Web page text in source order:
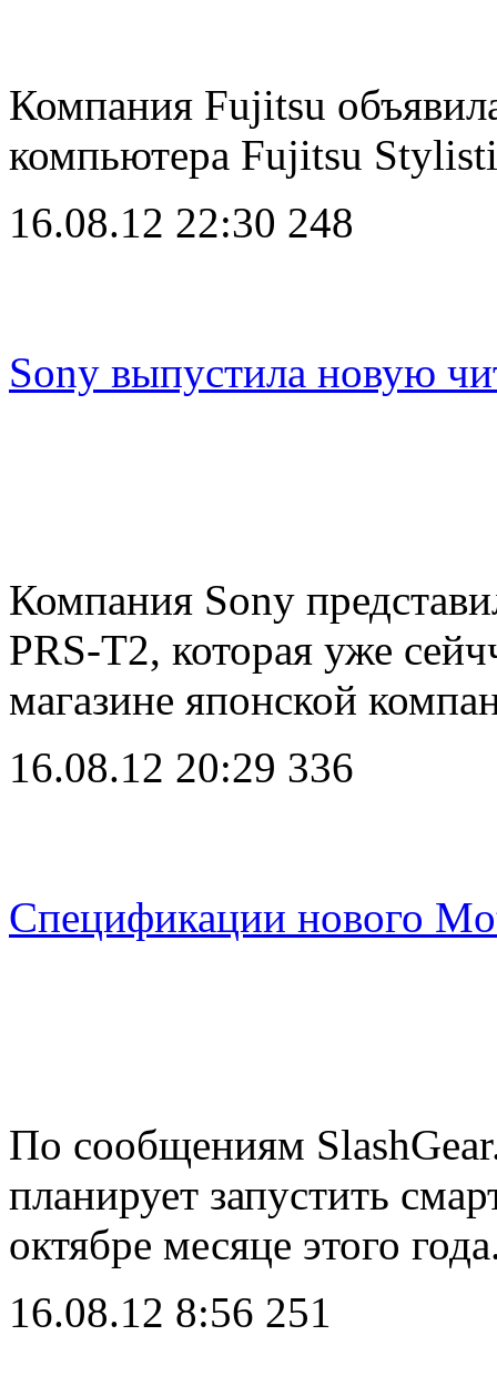
Компания Fujitsu
компьютера Fujitsu
16.08.12 22:30 248
Sony выпустила новую
Компания Sony
PRS-T2, которая уже
магазине японской
16.08.12 20:29 336
Спецификации нового
По сообщениям
планирует запустить
октябре месяце этого
16.08.12 8:56 251